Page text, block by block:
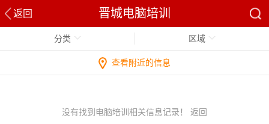
返回 晋城电脑培训
分类 区域
查看附近的信息
没有找到电脑培训相关信息记录！ 返回